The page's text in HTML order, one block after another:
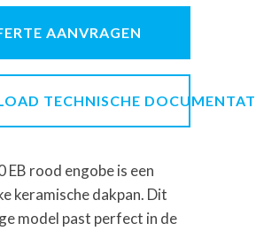
AANVRAGEN
TECHNISCHE
EB rood engobe is een
keramische dakpan. Dit
model past perfect in de